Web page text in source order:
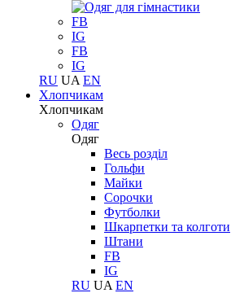
FB
IG
FB
IG
RU UA EN
Хлопчикам
Хлопчикам
Одяг
Одяг
Весь розділ
Гольфи
Майки
Сорочки
Футболки
Шкарпетки та колготи
Штани
FB
IG
RU UA EN